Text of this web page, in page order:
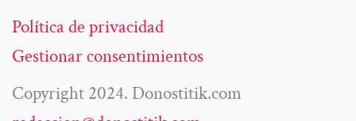
Política de privacidad
Gestionar consentimientos
Copyright 2024. Donostitik.com